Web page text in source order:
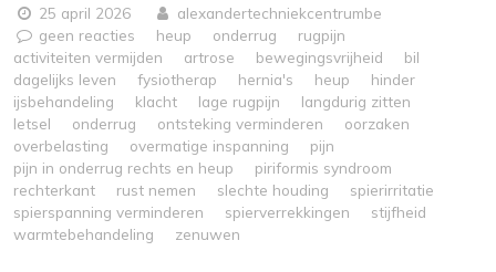
25 april 2026
alexandertechniekcentrumbe
geen reacties
heup onderrug
rugpijn
activiteiten vermijden
artrose bewegingsvrijheid
bil
dagelijks leven
fysiotherap hernia's heup
hinder
ijsbehandeling
klacht lage rugpijn
langdurig zitten
letsel
onderrug ontsteking verminderen
oorzaken
overbelasting
overmatige inspanning
pijn
pijn in onderrug rechts en heup
piriformis syndroom
rechterkant
rust nemen slechte houding
spierirritatie
spierspanning verminderen
spierverrekkingen
stijfheid
warmtebehandeling
zenuwen